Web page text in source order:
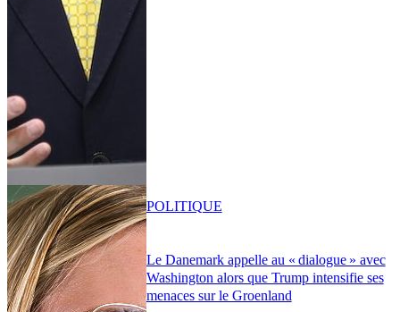
Le Danemark appelle au « dialogue » avec
Washington alors que Trump intensifie ses
menaces sur le Groenland
POLITIQUE